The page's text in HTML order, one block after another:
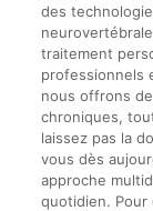
des
traitement
professionnels
nous offrons
chroniques,
laissez pas la
vous dès
approche
quotidien. Pour